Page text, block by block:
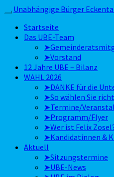
Skip
content
Toggle
navigation
Unabhängige Bürger Eckental
Startseite
Das UBE-Team
➤Vorstand
12 Jahre UBE – Bilanz
WAHL 2026
➤DANKE für die
➤So wählen Sie
➤Termine/
➤Programm/Flyer
➤Wer ist Felix
➤Kandidatinnen &
Aktuell
➤Sitzungstermine
➤UBE-News